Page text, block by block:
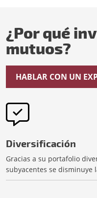
¿Por qué
mutuos?
HABLAR CON UN
Diversificación
Gracias a su portafolio
subyacentes se disminuye